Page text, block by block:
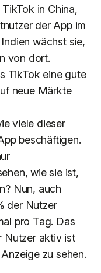
in China,
der App im
wächst sie,
von dort.
TikTok eine gute
neue Märkte
viele dieser
beschäftigen.
wie sie ist,
Nun, auch
der Nutzer
pro Tag. Das
Nutzer aktiv ist
zu sehen.